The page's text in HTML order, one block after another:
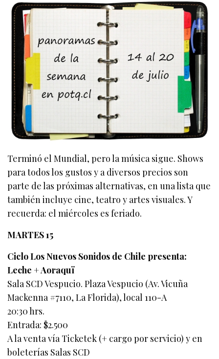
Terminó el Mundial, pero la música sigue. Shows
para todos los gustos y a diversos precios son
parte de las próximas alternativas, en una lista que
también incluye cine, teatro y artes visuales. Y
recuerda: el miércoles es feriado.
MARTES 15
Ciclo Los Nuevos Sonidos de Chile presenta:
Leche + Aoraquï
Sala SCD Vespucio. Plaza Vespucio (Av. Vicuña
Mackenna #7110, La Florida), local 110-A
20:30 hrs.
Entrada: $2.500
A la venta vía Ticketek (+ cargo por servicio) y en
boleterías Salas SCD